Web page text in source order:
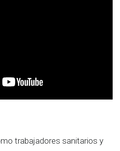
trabajadores sanitarios y